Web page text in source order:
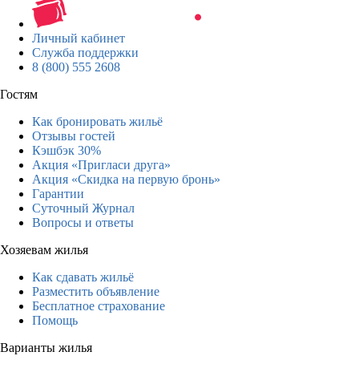
Личный кабинет
Служба поддержки
8 (800) 555 2608
Гостям
Как бронировать жильё
Отзывы гостей
Кэшбэк 30%
Акция «Пригласи друга»
Акция «Скидка на первую бронь»
Гарантии
Суточный Журнал
Вопросы и ответы
Хозяевам жилья
Как сдавать жильё
Разместить объявление
Бесплатное страхование
Помощь
Варианты жилья